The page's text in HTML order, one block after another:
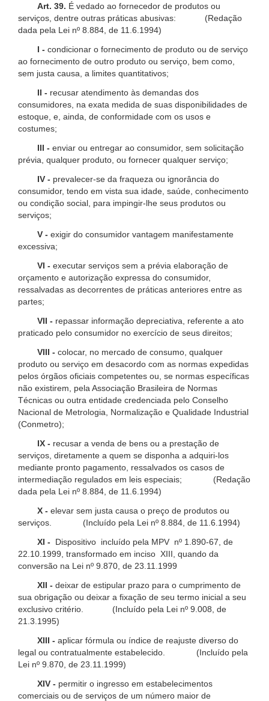
Art. 39. É vedado ao fornecedor de produtos ou
serviços, dentre outras práticas abusivas: (Redação
dada pela Lei nº 8.884, de 11.6.1994)
I - condicionar o fornecimento de produto ou de serviço
ao fornecimento de outro produto ou serviço, bem como,
sem justa causa, a limites quantitativos;
II - recusar atendimento às demandas dos
consumidores, na exata medida de suas disponibilidades de
estoque, e, ainda, de conformidade com os usos e
costumes;
III - enviar ou entregar ao consumidor, sem solicitação
prévia, qualquer produto, ou fornecer qualquer serviço;
IV - prevalecer-se da fraqueza ou ignorância do
consumidor, tendo em vista sua idade, saúde, conhecimento
ou condição social, para impingir-lhe seus produtos ou
serviços;
V - exigir do consumidor vantagem manifestamente
excessiva;
VI - executar serviços sem a prévia elaboração de
orçamento e autorização expressa do consumidor,
ressalvadas as decorrentes de práticas anteriores entre as
partes;
VII - repassar informação depreciativa, referente a ato
praticado pelo consumidor no exercício de seus direitos;
VIII - colocar, no mercado de consumo, qualquer
produto ou serviço em desacordo com as normas expedidas
pelos órgãos oficiais competentes ou, se normas específicas
não existirem, pela Associação Brasileira de Normas
Técnicas ou outra entidade credenciada pelo Conselho
Nacional de Metrologia, Normalização e Qualidade Industrial
(Conmetro);
IX - recusar a venda de bens ou a prestação de
serviços, diretamente a quem se disponha a adquiri-los
mediante pronto pagamento, ressalvados os casos de
intermediação regulados em leis especiais; (Redação
dada pela Lei nº 8.884, de 11.6.1994)
X - elevar sem justa causa o preço de produtos ou
serviços. (Incluído pela Lei nº 8.884, de 11.6.1994)
XI -
Dispositivo incluído pela MPV nº 1.890-67, de
22.10.1999, transformado em inciso XIII, quando da
conversão na Lei nº 9.870, de 23.11.1999
XII - deixar de estipular prazo para o cumprimento de
sua obrigação ou deixar a fixação de seu termo inicial a seu
exclusivo critério. (Incluído pela Lei nº 9.008, de
21.3.1995)
XIII - aplicar fórmula ou índice de reajuste diverso do
legal ou contratualmente estabelecido. (Incluído pela
Lei nº 9.870, de 23.11.1999)
XIV - permitir o ingresso em estabelecimentos
comerciais ou de serviços de um número maior de